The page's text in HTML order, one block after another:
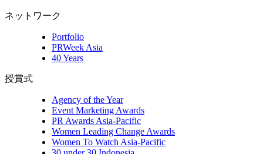
ネットワーク
Portfolio
PRWeek Asia
40 Years
授賞式
Agency of the Year
Event Marketing Awards
PR Awards Asia-Pacific
Women Leading Change Awards
Women To Watch Asia-Pacific